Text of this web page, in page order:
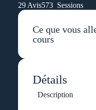
29 Avis573 Sessions
Ce que vous
cours
Détails
Description